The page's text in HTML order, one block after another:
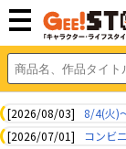
[2026/08/03]
8/4(火)
[2026/07/01]
コンビ